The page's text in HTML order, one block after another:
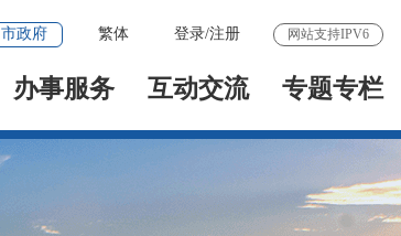
市政府 繁体 登录/注册 网站支持IPV6
办事服务 互动交流 专题专栏